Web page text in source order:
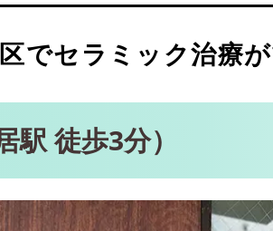
中山駅 徒歩10分）
歩3分）
でセラミック治療
徒歩3分）